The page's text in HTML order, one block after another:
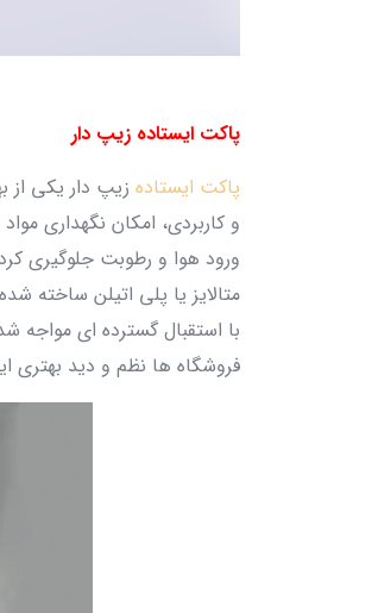
پاکت ایستاده زیپ دار
پاکت ایستادهزیپ دار یکی از
و کاربردی، امکان نگهداری
ورود هوا و رطوبت جلوگیری
متالایز یا پلی‌ اتیلن ساخته
با استقبال گسترده‌ ای مواجه
فروشگاه‌ ها نظم و دید بهتری